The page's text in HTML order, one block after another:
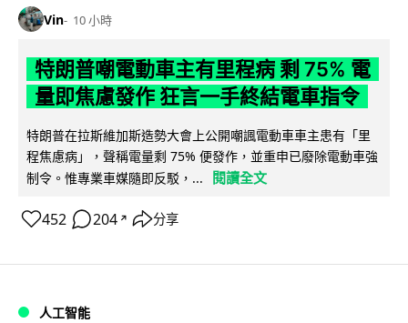
Vin 10 小時
特朗普嘲電動車主有里程病 剩 75% 電
量即焦慮發作 狂言一手終結電車指令
特朗普在拉斯維加斯造勢大會上公開嘲諷電動車車主患有「里
程焦慮病」，聲稱電量剩 75% 便發作，並重申已廢除電動車強
制令。惟專業車媒隨即反駁，...
閱讀全文
452 204 ↗ 分享
人工智能